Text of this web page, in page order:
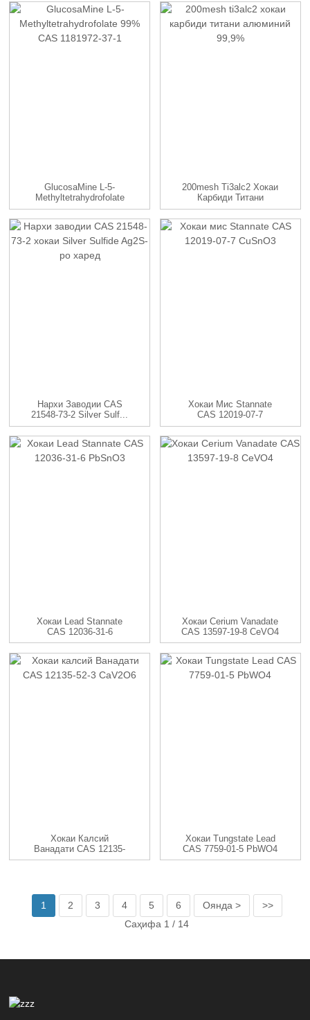
GlucosaMine L-5-
Methyltetrahydrofolate
99% CAS ...
200mesh Ti3alc2 Хокаи
Карбиди Титани
Алюминий ...
Нархи Заводии CAS
21548-73-2 Silver Sulf...
Хокаи Мис Stannate
CAS 12019-07-7
CuSnO3
Хокаи Lead Stannate
CAS 12036-31-6
PbSnO3
Хокаи Cerium Vanadate
CAS 13597-19-8 CeVO4
Хокаи Калсий
Ванадати CAS 12135-
52-3 CaV2O6
Хокаи Tungstate Lead
CAS 7759-01-5 PbWO4
1 2 3 4 5 6 Оянда >
>>
Саҳифа 1 / 14